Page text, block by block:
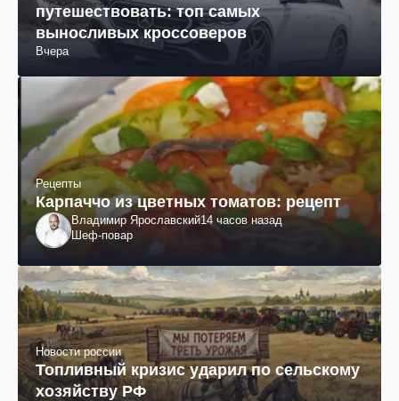
путешествовать: топ самых
выносливых кроссоверов
Вчера
Рецепты
Карпаччо из цветных томатов: рецепт
Владимир Ярославский14 часов назад
Шеф-повар
Новости россии
Топливный кризис ударил по сельскому
хозяйству РФ